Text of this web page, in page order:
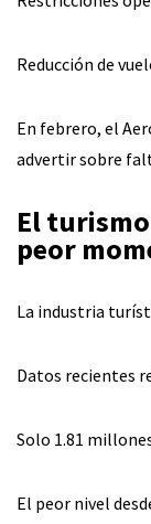
Reducción de
En febrero, el
advertir sobre
El
peor
La industria
Datos recientes
Solo 1.81
El peor nivel